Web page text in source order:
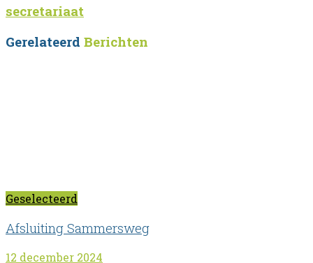
secretariaat
Gerelateerd Berichten
Geselecteerd
Afsluiting Sammersweg
12 december 2024